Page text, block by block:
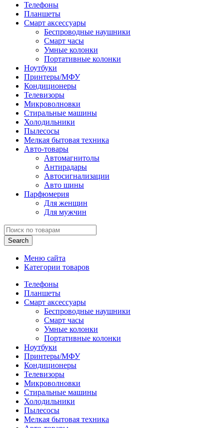
Телефоны
Планшеты
Смарт аксессуары
Беспроводные наушники
Смарт часы
Умные колонки
Портативные колонки
Ноутбуки
Принтеры/МФУ
Кондиционеры
Телевизоры
Микроволновки
Стиральные машины
Холодильники
Пылесосы
Мелкая бытовая техника
Авто-товары
Автомагнитолы
Антирадары
Автосигнализации
Авто шины
Парфюмерия
Для женщин
Для мужчин
Search
Меню сайта
Категории товаров
Телефоны
Планшеты
Смарт аксессуары
Беспроводные наушники
Смарт часы
Умные колонки
Портативные колонки
Ноутбуки
Принтеры/МФУ
Кондиционеры
Телевизоры
Микроволновки
Стиральные машины
Холодильники
Пылесосы
Мелкая бытовая техника